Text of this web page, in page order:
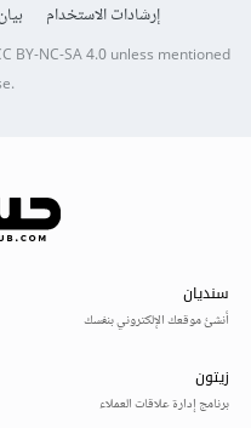
إرشادات الاستخدام
BY-NC-SA 4.0unless mentioned